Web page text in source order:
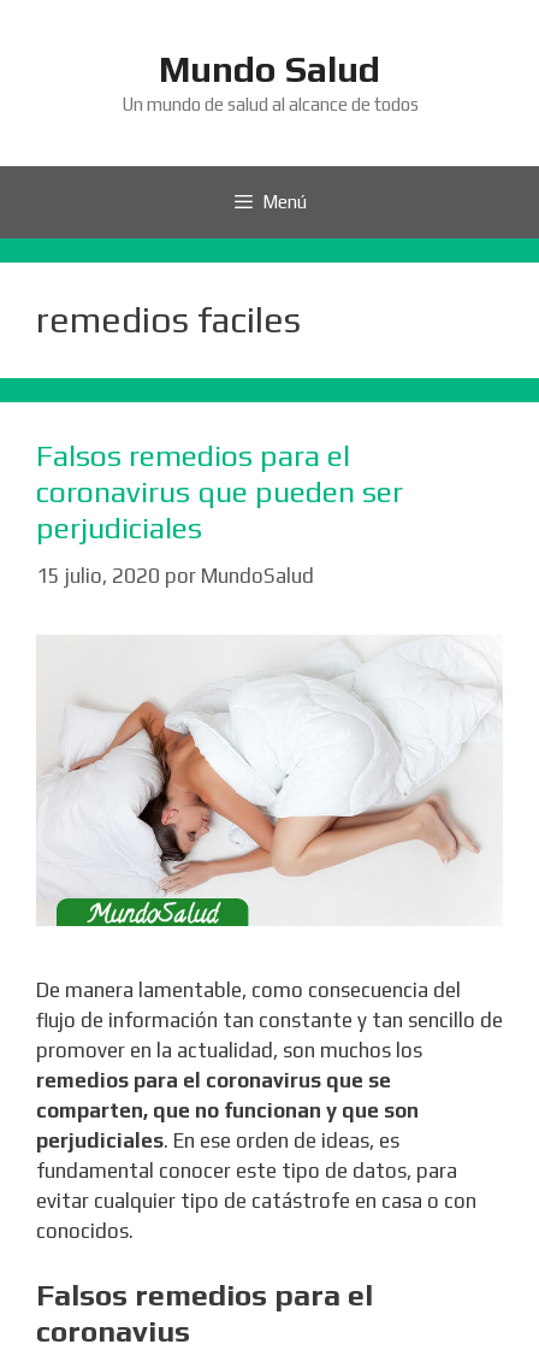
Mundo Salud
Un mundo de salud al alcance de todos
Menú
remedios faciles
Falsos remedios para el
coronavirus que pueden ser
perjudiciales
15 julio, 2020 por MundoSalud
De manera lamentable, como consecuencia del
flujo de información tan constante y tan sencillo de
promover en la actualidad, son muchos los
remedios para el coronavirus que se
comparten, que no funcionan y que son
perjudiciales. En ese orden de ideas, es
fundamental conocer este tipo de datos, para
evitar cualquier tipo de catástrofe en casa o con
conocidos.
Falsos remedios para el
coronavius